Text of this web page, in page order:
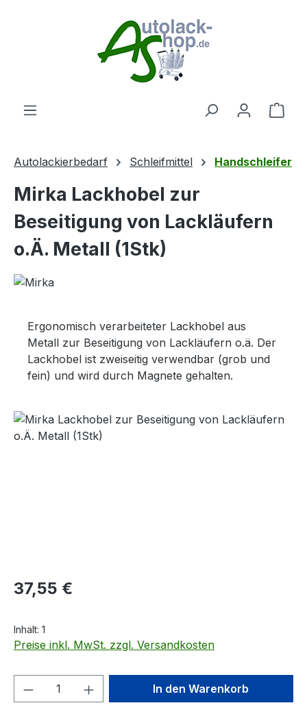
Autolackierbedarf Schleifmittel Handschleifer
Mirka Lackhobel zur
Beseitigung von Lackläufern
o.Ä. Metall (1Stk)
Ergonomisch verarbeiteter Lackhobel aus
Metall zur Beseitigung von Lackläufern o.ä. Der
Lackhobel ist zweiseitig verwendbar (grob und
fein) und wird durch Magnete gehalten.
Bildergalerie überspringen
Regulärer Preis:
37,55 €
Inhalt: 1
Preise inkl. MwSt. zzgl. Versandkosten
Produkt Anzahl: Gib denIn den Warenkorb